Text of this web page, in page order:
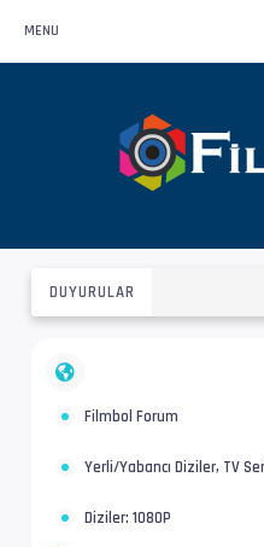
MENU
DUYURULAR
Filmbol Forum
Yerli/Yabancı Diziler, TV
Diziler: 1080P